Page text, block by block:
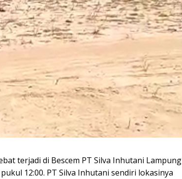
terjadi di Bescem PT Silva Inhutani Lampung
12:00. PT Silva Inhutani sendiri lokasinya